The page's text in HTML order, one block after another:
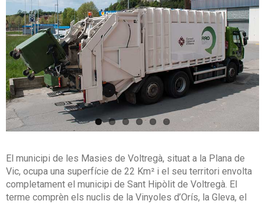
El municipi de les Masies de Voltregà, situat a la Plana de
Vic, ocupa una superfície de 22 Km² i el seu territori envolta
completament el municipi de Sant Hipòlit de Voltregà. El
terme comprèn els nuclis de la Vinyoles d’Orís, la Gleva, el